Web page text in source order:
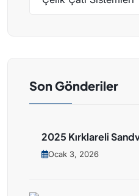
Son Gönderiler
2025 Kırklareli
Ocak 3, 2026